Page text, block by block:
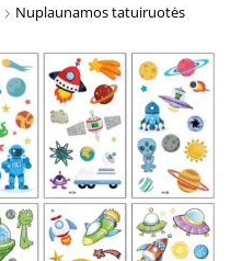
Nuplaunamos tatuiruotės